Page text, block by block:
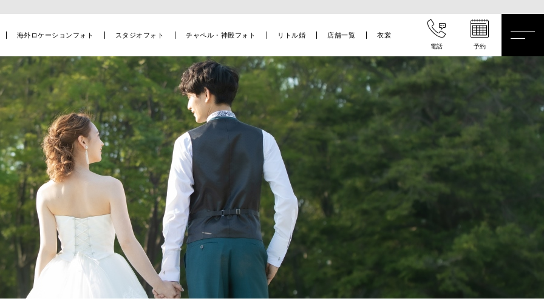
海外ロケーションフォト スタジオフォト チャペル・神殿フォト リトル婚 店舗一覧 衣裳
電話 予約